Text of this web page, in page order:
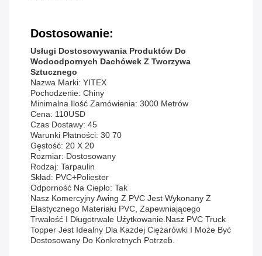
Dostosowanie:
Usługi Dostosowywania Produktów Do
Wodoodpornych Dachówek Z Tworzywa
Sztucznego
Nazwa Marki: YITEX
Pochodzenie: Chiny
Minimalna Ilość Zamówienia: 3000 Metrów
Cena: 110USD
Czas Dostawy: 45
Warunki Płatności: 30 70
Gęstość: 20 X 20
Rozmiar: Dostosowany
Rodzaj: Tarpaulin
Skład: PVC+poliester
Odporność Na Ciepło: Tak
Nasz Komercyjny Awing Z PVC Jest Wykonany Z
Elastycznego Materiału PVC, Zapewniającego
Trwałość I Długotrwałe Użytkowanie.Nasz PVC Truck
Topper Jest Idealny Dla Każdej Ciężarówki I Może Być
Dostosowany Do Konkretnych Potrzeb.